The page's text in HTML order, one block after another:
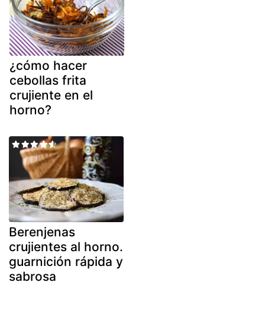
¿cómo hacer
cebollas frita
crujiente en el
horno?
Berenjenas
crujientes al horno.
guarnición rápida y
sabrosa